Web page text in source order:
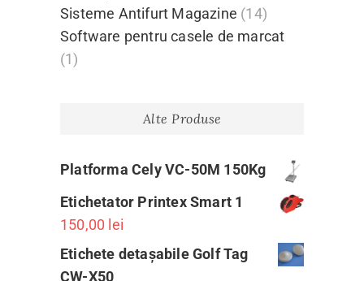
Sisteme Antifurt Magazine (14)
Software pentru casele de marcat
(1)
Alte Produse
Platforma Cely VC-50M 150Kg
Etichetator Printex Smart 1
150,00 lei
Etichete detașabile Golf Tag
CW-X50